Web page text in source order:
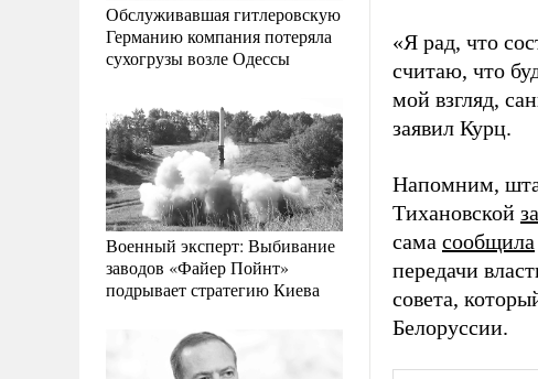
Обслуживавшая гитлеровскую
Германию компания потеряла
сухогрузы возле Одессы
Военный эксперт: Выбивание
заводов «Файер Пойнт»
подрывает стратегию Киева
«Я рад, что
считаю, что
мой взгляд,
заявил Курц.
Напомним,
Тихановской
сама сообщила
передачи
совета,
Белоруссии.